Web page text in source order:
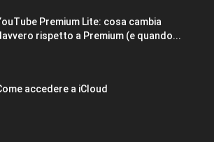
Premium Lite: cosa cambia
rispetto a Premium (e quando...
accedere a iCloud